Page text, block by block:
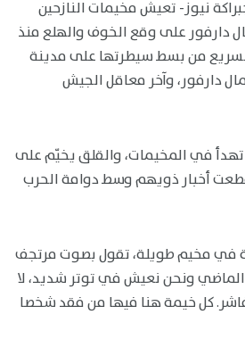
30 أكتوبر 2925، جبراكة نيوز- تعيش مخيمات النازحين
على وقع الخوف والهلع منذ
من بسط سيطرتها على مدينة
دارفور، وآخر معاقل الجيش
تهدأ في المخيمات، والقلق يخيّم على
أخبار ذويهم وسط دوامة الحرب
في مخيم طويلة، تقول بصوت مرتجف
الماضي ونحن نعيش في توتر شديد، لا
كل خيمة هنا فيها من فقد شخصا